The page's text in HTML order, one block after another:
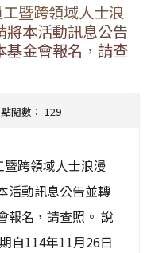
暨跨領域人士浪
將本活動訊息公告
基金會報名，請查
閱數： 129
跨領域人士浪漫
活動訊息公告並轉
報名，請查照。 說
114年11月26日